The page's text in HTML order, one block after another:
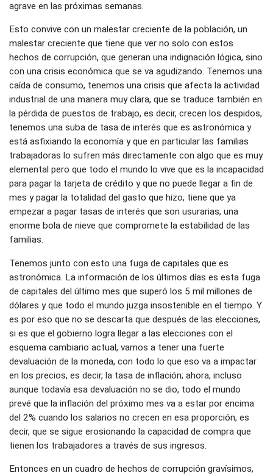
agrave en las próximas semanas.
Esto convive con un malestar creciente de la población, un
malestar creciente que tiene que ver no solo con estos
hechos de corrupción, que generan una indignación lógica, sino
con una crisis económica que se va agudizando. Tenemos una
caída de consumo, tenemos una crisis que afecta la actividad
industrial de una manera muy clara, que se traduce también en
la pérdida de puestos de trabajo, es decir, crecen los despidos,
tenemos una suba de tasa de interés que es astronómica y
está asfixiando la economía y que en particular las familias
trabajadoras lo sufren más directamente con algo que es muy
elemental pero que todo el mundo lo vive que es la incapacidad
para pagar la tarjeta de crédito y que no puede llegar a fin de
mes y pagar la totalidad del gasto que hizo, tiene que ya
empezar a pagar tasas de interés que son usurarias, una
enorme bola de nieve que compromete la estabilidad de las
familias.
Tenemos junto con esto una fuga de capitales que es
astronómica. La información de los últimos días es esta fuga
de capitales del último mes que superó los 5 mil millones de
dólares y que todo el mundo juzga insostenible en el tiempo. Y
es por eso que no se descarta que después de las elecciones,
si es que el gobierno logra llegar a las elecciones con el
esquema cambiario actual, vamos a tener una fuerte
devaluación de la moneda, con todo lo que eso va a impactar
en los precios, es decir, la tasa de inflación; ahora, incluso
aunque todavía esa devaluación no se dio, todo el mundo
prevé que la inflación del próximo mes va a estar por encima
del 2% cuando los salarios no crecen en esa proporción, es
decir, que se sigue erosionando la capacidad de compra que
tienen los trabajadores a través de sus ingresos.
Entonces en un cuadro de hechos de corrupción gravísimos,